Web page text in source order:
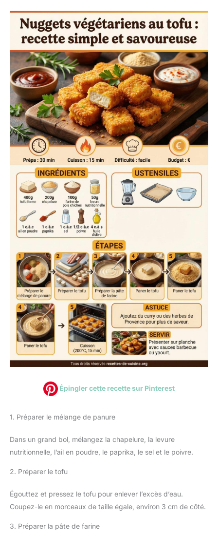
Épingler cette recette sur Pinterest
1. Préparer le mélange de panure
Dans un grand bol, mélangez la chapelure, la levure
nutritionnelle, l’ail en poudre, le paprika, le sel et le poivre.
2. Préparer le tofu
Égouttez et pressez le tofu pour enlever l’excès d’eau.
Coupez-le en morceaux de taille égale, environ 3 cm de côté.
3. Préparer la pâte de farine